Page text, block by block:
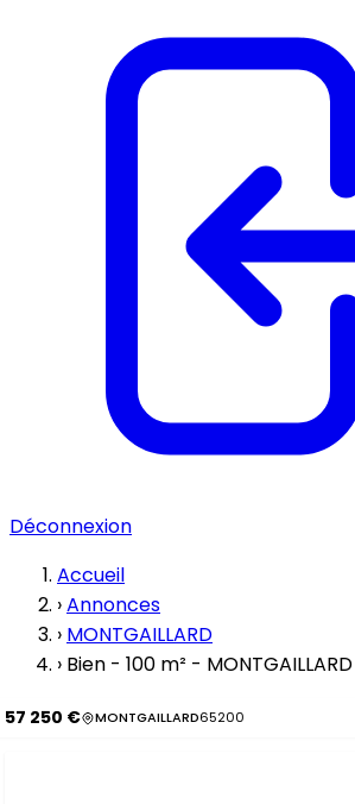
Déconnexion
Accueil
›Annonces
› MONTGAILLARD
› Bien - 100 m² -
57 250 € MONTGAILLARD65200